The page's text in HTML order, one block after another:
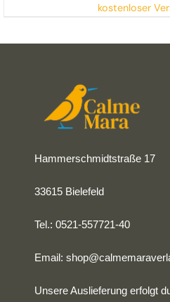
kostenloser
Hammerschmidtstraße 17
33615 Bielefeld
Tel.: 0521-557721-40
Email:
Unsere Auslieferung erfolgt